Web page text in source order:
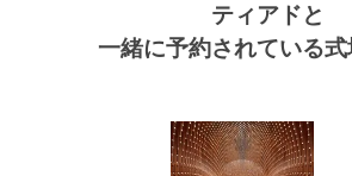
残◯
全員｜贅沢３万円試食*メイン牛フィレ
ティアドと
一緒に予約されている